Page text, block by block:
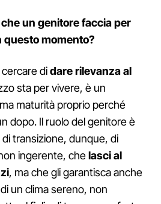
un genitore faccia per
questo momento?
didare rilevanza al
sta per vivere, è un
maturità proprio perché
dopo. Il ruolo del genitore è
transizione, dunque, di
ingerente, chelasci al
, ma che gli garantisca anche
un clima sereno, non